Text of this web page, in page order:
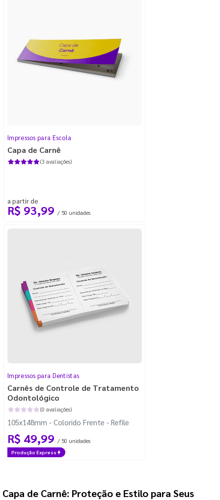
Impressos para Escola
Capa de Carnê
(3 avaliações)
a partir de
R$ 93,99 / 50 unidades
Impressos para Dentistas
Carnês de Controle de Tratamento
Odontológico
(0 avaliações)
105x148mm - Colorido Frente - Refile
R$ 49,99 / 50 unidades
Produção Express
Capa de Carnê: Proteção e Estilo para Seus